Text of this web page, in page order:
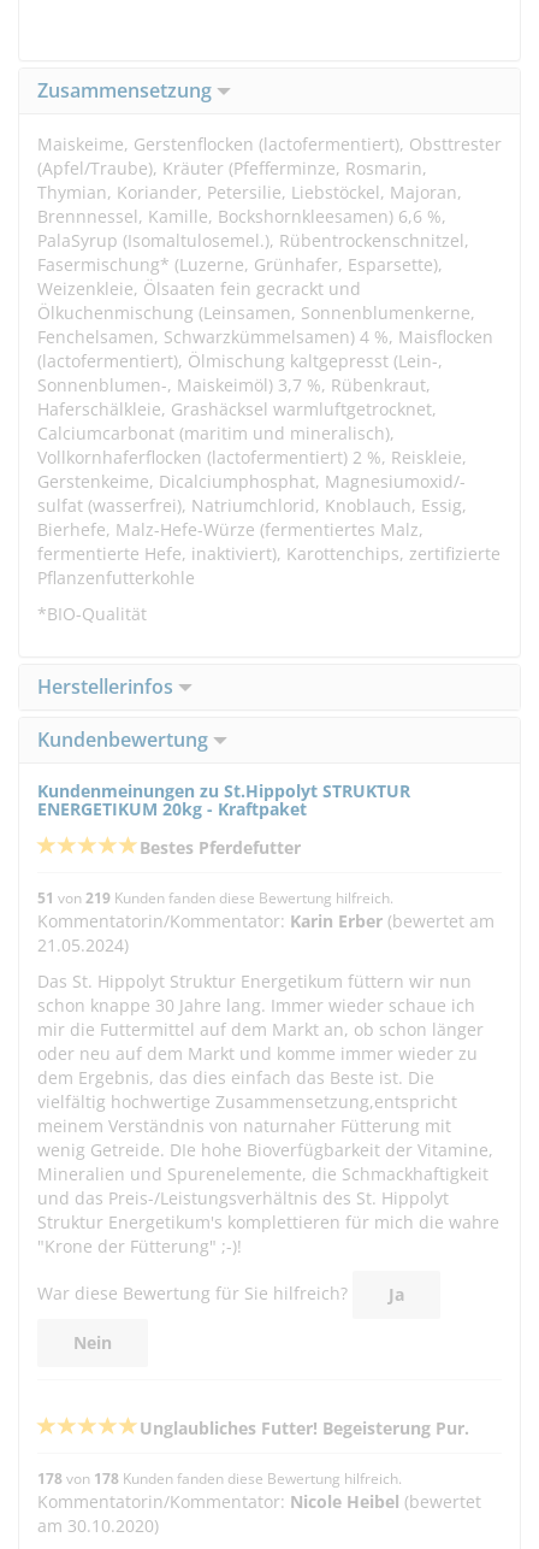
Zusammensetzung
Maiskeime, Gerstenflocken (lactofermentiert), Obsttrester
(Apfel/Traube), Kräuter (Pfefferminze, Rosmarin,
Thymian, Koriander, Petersilie, Liebstöckel, Majoran,
Brennnessel, Kamille, Bockshornkleesamen) 6,6 %,
PalaSyrup (Isomaltulosemel.), Rübentrockenschnitzel,
Fasermischung* (Luzerne, Grünhafer, Esparsette),
Weizenkleie, Ölsaaten fein gecrackt und
Ölkuchenmischung (Leinsamen, Sonnenblumenkerne,
Fenchelsamen, Schwarzkümmelsamen) 4 %, Maisflocken
(lactofermentiert), Ölmischung kaltgepresst (Lein-,
Sonnenblumen-, Maiskeimöl) 3,7 %, Rübenkraut,
Haferschälkleie, Grashäcksel warmluftgetrocknet,
Calciumcarbonat (maritim und mineralisch),
Vollkornhaferflocken (lactofermentiert) 2 %, Reiskleie,
Gerstenkeime, Dicalciumphosphat, Magnesiumoxid/-
sulfat (wasserfrei), Natriumchlorid, Knoblauch, Essig,
Bierhefe, Malz-Hefe-Würze (fermentiertes Malz,
fermentierte Hefe, inaktiviert), Karottenchips, zertifizierte
Pflanzenfutterkohle
*BIO-Qualität
Herstellerinfos
Kundenbewertung
Kundenmeinungen zu St.Hippolyt STRUKTUR
ENERGETIKUM 20kg - Kraftpaket
Bestes Pferdefutter
51 von 219 Kunden fanden diese Bewertung hilfreich.
Kommentatorin/Kommentator: Karin Erber (bewertet am
21.05.2024)
Das St. Hippolyt Struktur Energetikum füttern wir nun
schon knappe 30 Jahre lang. Immer wieder schaue ich
mir die Futtermittel auf dem Markt an, ob schon länger
oder neu auf dem Markt und komme immer wieder zu
dem Ergebnis, das dies einfach das Beste ist. Die
vielfältig hochwertige Zusammensetzung,entspricht
meinem Verständnis von naturnaher Fütterung mit
wenig Getreide. DIe hohe Bioverfügbarkeit der Vitamine,
Mineralien und Spurenelemente, die Schmackhaftigkeit
und das Preis-/Leistungsverhältnis des St. Hippolyt
Struktur Energetikum's komplettieren für mich die wahre
"Krone der Fütterung" ;-)!
War diese Bewertung für Sie hilfreich? Ja
Nein
Unglaubliches Futter! Begeisterung Pur.
178von 178 Kunden fanden diese Bewertung hilfreich.
Kommentatorin/Kommentator: Nicole Heibel (bewertet
am 30.10.2020)